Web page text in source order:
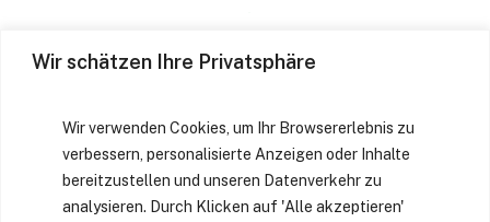
Wir schätzen Ihre Privatsphäre
Wir verwenden Cookies, um Ihr Browsererlebnis zu
verbessern, personalisierte Anzeigen oder Inhalte
bereitzustellen und unseren Datenverkehr zu
analysieren. Durch Klicken auf 'Alle akzeptieren'